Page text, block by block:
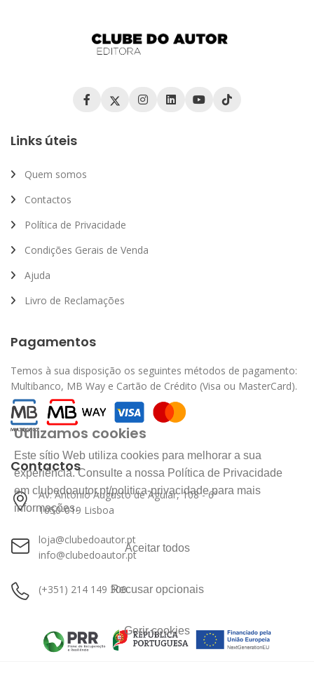
Links úteis
Quem somos
Contactos
Política de Privacidade
Condições Gerais de Venda
Ajuda
Livro de Reclamações
Pagamentos
Temos à sua disposição os seguintes métodos de pagamento:
Multibanco, MB Way e Cartão de Crédito (Visa ou MasterCard).
Contactos
Av. António Augusto de Aguiar, 108 - 6º
1050-019 Lisboa
loja@clubedoautor.pt
info@clubedoautor.pt
(+351) 214 149 300
Utilizamos cookies
Este sítio Web utiliza cookies para melhorar a sua
experiência. Consulte a nossa Política de Privacidade
em clubedoautor.pt/politica-privacidade para mais
informações.
Aceitar todos
Recusar opcionais
Gerir cookies